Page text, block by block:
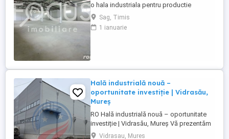
o hala industriala pentru productie
depozitare logistica in localitea Sag, jud.
Timis Pozitionata strategic pe o platforma
cu mai multe hale industriala, in apropiere
Sag, Timis
1 ianuarie
Hală industrială nouă –
oportunitate investiție | Vidrasău,
Mureș
RO Hală industrială nouă – oportunitate
investiție | Vidrasău, Mureș Vă prezentăm
o proprietate industrială modernă, situată
Vidrasau, Mures